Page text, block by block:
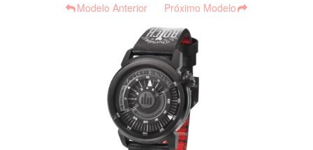
Modelo Anterior Próximo Modelo